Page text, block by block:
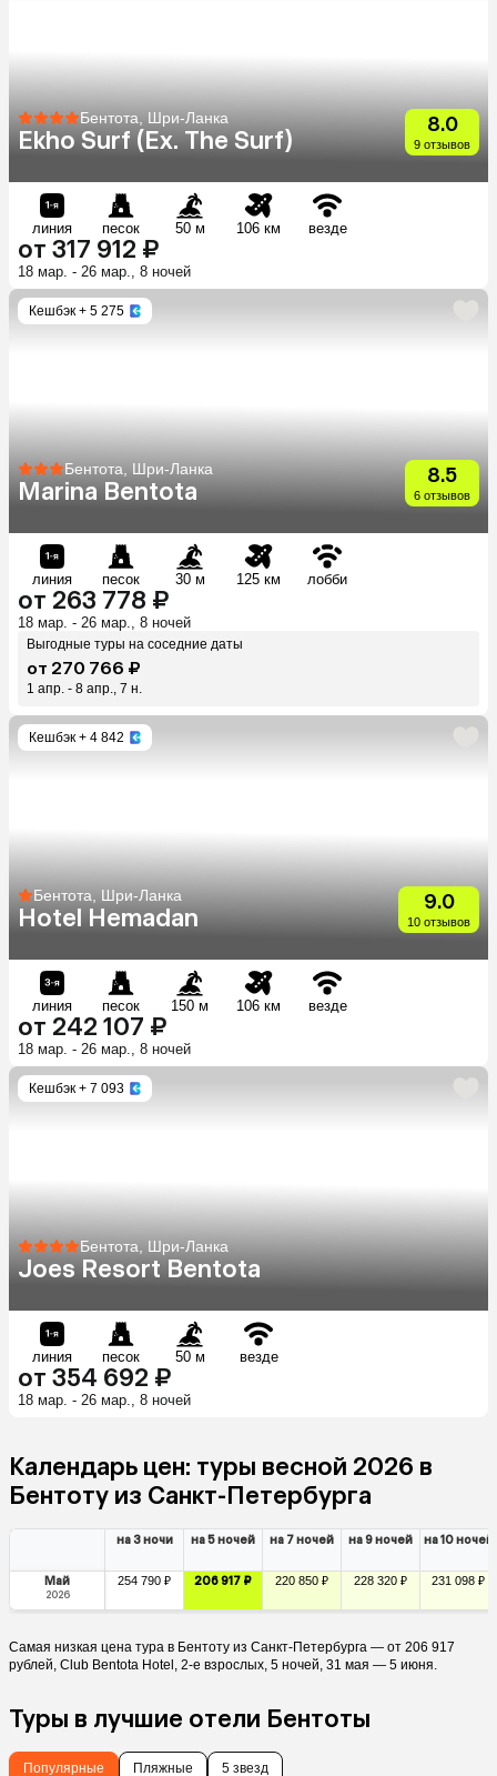
Бентота, Шри-Ланка
Ekho Surf (Ex. The Surf)
8.0
9 отзывов
линия песок 50 м 106 км везде
от 317 912 ₽
18 мар. - 26 мар., 8 ночей
Кешбэк + 5 275
Бентота, Шри-Ланка
Marina Bentota
8.5
6 отзывов
линия песок 30 м 125 км лобби
от 263 778 ₽
18 мар. - 26 мар., 8 ночей
Выгодные туры на соседние даты
от 270 766 ₽
1 апр. - 8 апр., 7 н.
Кешбэк + 4 842
Бентота, Шри-Ланка
Hotel Hemadan
9.0
10 отзывов
линия песок 150 м 106 км везде
от 242 107 ₽
18 мар. - 26 мар., 8 ночей
Кешбэк + 7 093
Бентота, Шри-Ланка
Joes Resort Bentota
линия песок 50 м везде
от 354 692 ₽
18 мар. - 26 мар., 8 ночей
Календарь цен: туры весной 2026 в
Бентоту из Санкт-Петербурга
на 3 ночи на 5 ночей на 7 ночей на 9 ночей на 10 ночей
Май
2026
254 790 ₽ 206 917 ₽ 220 850 ₽ 228 320 ₽ 231 098 ₽
Самая низкая цена тура в Бентоту из Санкт-Петербурга — от 206 917
рублей, Club Bentota Hotel, 2-е взрослых, 5 ночей, 31 мая — 5 июня.
Туры в лучшие отели Бентоты
Популярные Пляжные 5 звезд